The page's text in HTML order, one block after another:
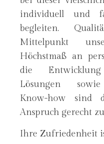
individuell und
begleiten.
Mittelpunkt
Höchstmaß an
die
Lösungen sowie
Know-how sind
Anspruch gerecht
Ihre Zufriedenheit